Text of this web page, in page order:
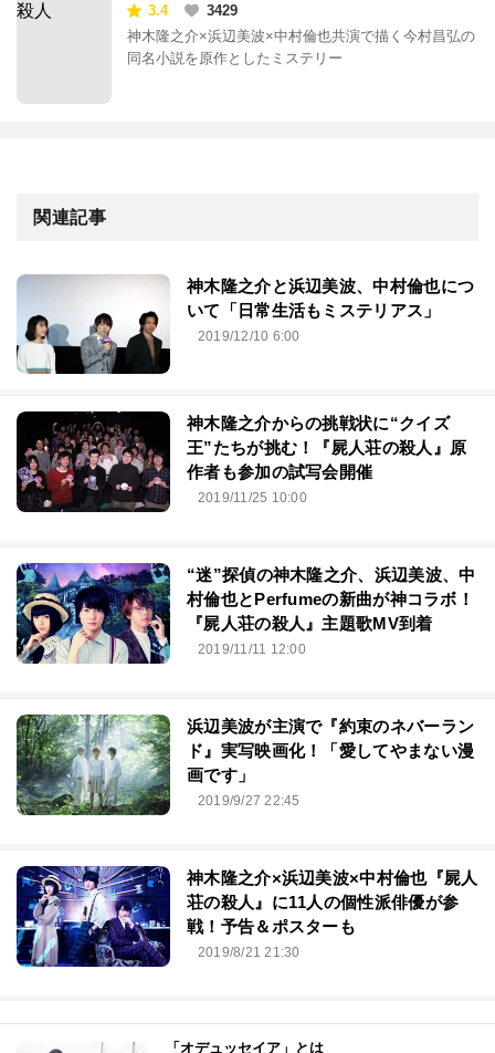
3.4
3429
神木隆之介×浜辺美波×中村倫也共演で描く今村昌弘の
同名小説を原作としたミステリー
関連記事
神木隆之介と浜辺美波、中村倫也につ
いて「日常生活もミステリアス」
2019/12/10 6:00
神木隆之介からの挑戦状に“クイズ
王”たちが挑む！『屍人荘の殺人』原
作者も参加の試写会開催
2019/11/25 10:00
“迷”探偵の神木隆之介、浜辺美波、中
村倫也とPerfumeの新曲が神コラボ！
『屍人荘の殺人』主題歌MV到着
2019/11/11 12:00
浜辺美波が主演で『約束のネバーラン
ド』実写映画化！「愛してやまない漫
画です」
2019/9/27 22:45
神木隆之介×浜辺美波×中村倫也『屍人
荘の殺人』に11人の個性派俳優が参
戦！予告＆ポスターも
2019/8/21 21:30
「オデュッセイア」とは